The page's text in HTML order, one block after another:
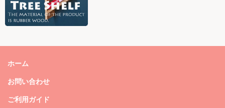
ホーム
お問い合わせ
ご利用ガイド